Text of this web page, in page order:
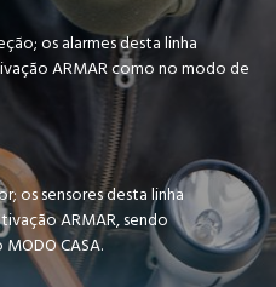
os alarmes desta linha
ARMAR como no modo de
os sensores desta linha
ARMAR, sendo
CASA.